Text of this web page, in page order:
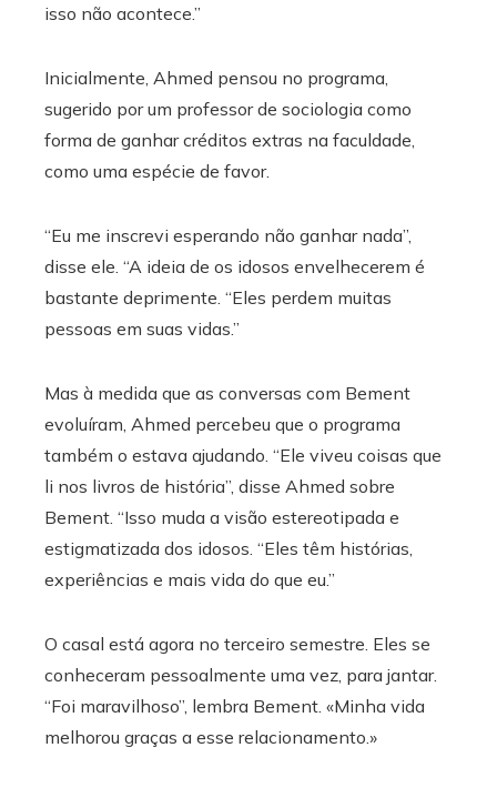
isso não acontece.”
Inicialmente, Ahmed pensou no programa,
sugerido por um professor de sociologia como
forma de ganhar créditos extras na faculdade,
como uma espécie de favor.
“Eu me inscrevi esperando não ganhar nada”,
disse ele. “A ideia de os idosos envelhecerem é
bastante deprimente. “Eles perdem muitas
pessoas em suas vidas.”
Mas à medida que as conversas com Bement
evoluíram, Ahmed percebeu que o programa
também o estava ajudando. “Ele viveu coisas que
li nos livros de história”, disse Ahmed sobre
Bement. “Isso muda a visão estereotipada e
estigmatizada dos idosos. “Eles têm histórias,
experiências e mais vida do que eu.”
O casal está agora no terceiro semestre. Eles se
conheceram pessoalmente uma vez, para jantar.
“Foi maravilhoso”, lembra Bement. «Minha vida
melhorou graças a esse relacionamento.»